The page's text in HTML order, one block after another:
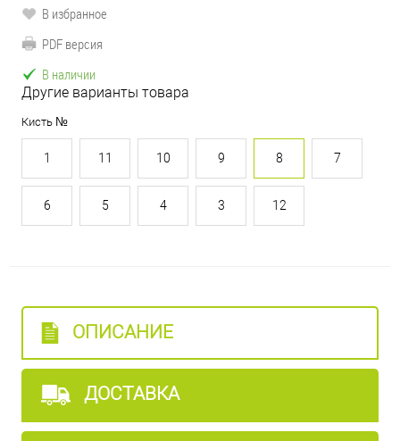
В избранное
PDF версия
В наличии
Другие варианты товара
Кисть №
1 11 10 9 8 7
6 5 4 3 12
ОПИСАНИЕ
ДОСТАВКА